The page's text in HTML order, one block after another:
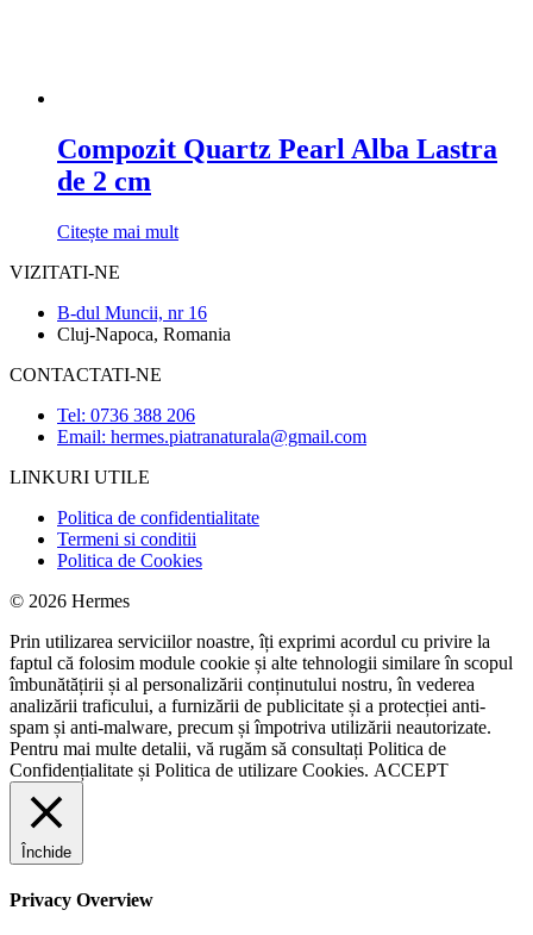
Compozit Quartz Pearl Alba Lastra
de 2 cm
Citește mai mult
VIZITATI-NE
B-dul Muncii, nr 16
Cluj-Napoca, Romania
CONTACTATI-NE
Tel: 0736 388 206
Email: hermes.piatranaturala@gmail.com
LINKURI UTILE
Politica de confidentialitate
Termeni si conditii
Politica de Cookies
© 2026 Hermes
Prin utilizarea serviciilor noastre, îți exprimi acordul cu privire la
faptul că folosim module cookie și alte tehnologii similare în scopul
îmbunătățirii și al personalizării conținutului nostru, în vederea
analizării traficului, a furnizării de publicitate și a protecției anti-
spam și anti-malware, precum și împotriva utilizării neautorizate.
Pentru mai multe detalii, vă rugăm să consultați Politica de
Confidențialitate și Politica de utilizare Cookies. ACCEPT
Închide
Privacy Overview